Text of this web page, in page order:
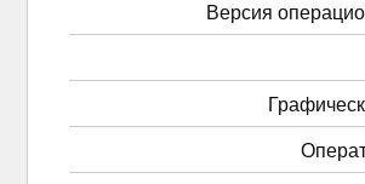
Версия